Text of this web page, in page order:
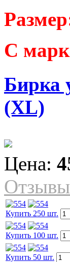
С
Бирка
(XL)
Цена:
Купить 250 шт.
Купить 100 шт.
Купить 50 шт.